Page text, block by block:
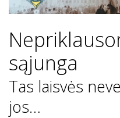
sąjunga
Tas laisvės
jos…